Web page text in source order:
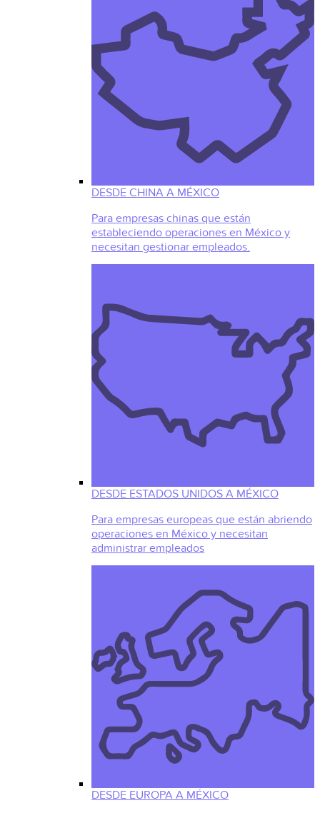
DESDE CHINA A MÉXICO
Para empresas chinas que están
estableciendo operaciones en México y
necesitan gestionar empleados.
DESDE ESTADOS UNIDOS A MÉXICO
Para empresas europeas que están abriendo
operaciones en México y necesitan
administrar empleados
DESDE EUROPA A MÉXICO